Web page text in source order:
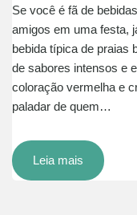
Se você é fã de
amigos em uma festa,
bebida típica de praias
de sabores intensos e
coloração vermelha e
paladar de quem…
Leia mais